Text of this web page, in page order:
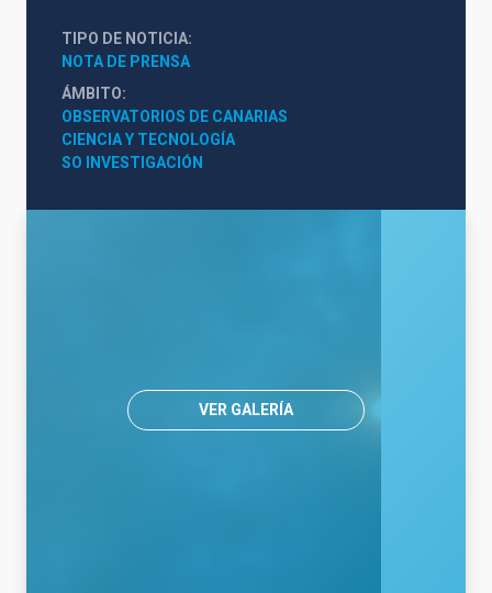
TIPO DE NOTICIA
NOTA DE PRENSA
ÁMBITO
OBSERVATORIOS DE CANARIAS
CIENCIA Y TECNOLOGÍA
SO INVESTIGACIÓN
VER GALERÍA